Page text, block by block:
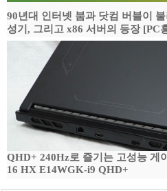
90년대 인터넷 붐과 닷컴 버블이
성기, 그리고 x86 서버의 등장 [PC
QHD+ 240Hz로 즐기는 고성능 게
16 HX E14WGK-i9 QHD+